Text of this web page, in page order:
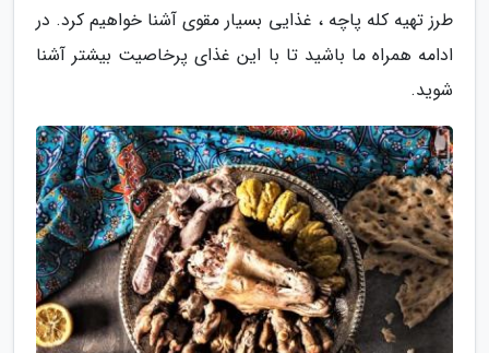
طرز تهیه کله پاچه ، غذایی بسیار مقوی آشنا خواهیم کرد. در
ادامه همراه ما باشید تا با این غذای پرخاصیت بیشتر آشنا
شوید.